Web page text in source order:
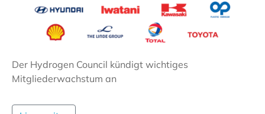
Der Hydrogen Council kündigt wichtiges
Mitgliederwachstum an